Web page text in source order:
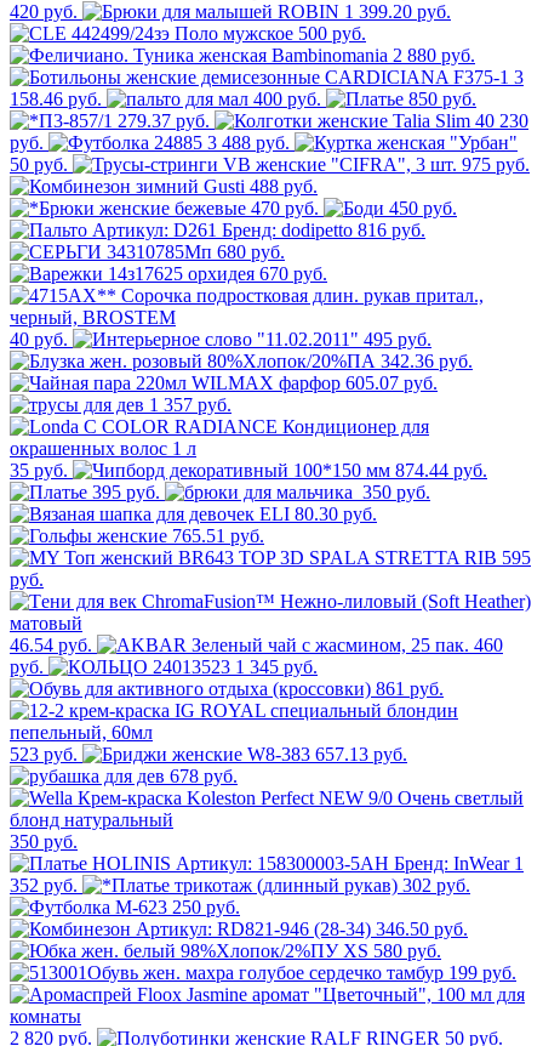
420 руб.
1 399.20 руб.
500 руб.
2 880 руб.
3
158.46 руб.
400 руб.
850 руб.
279.37 руб.
230
руб.
3 488 руб.
50 руб.
975 руб.
488 руб.
470 руб.
450 руб.
816 руб.
680 руб.
670 руб.
40 руб.
495 руб.
342.36 руб.
605.07 руб.
1 357 руб.
35 руб.
874.44 руб.
395 руб.
350 руб.
80.30 руб.
765.51 руб.
595
руб.
46.54 руб.
460
руб.
1 345 руб.
861 руб.
523 руб.
657.13 руб.
678 руб.
350 руб.
1
352 руб.
302 руб.
250 руб.
346.50 руб.
580 руб.
199 руб.
2 820 руб. 50 руб.